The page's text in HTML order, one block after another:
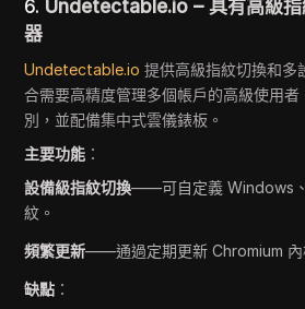
6. Undetectable.io – 具有高級指
器
Undetectable.io 提供高級指紋切換和多
合需要高精度管理多個帳戶的高級使用
別，並配備集中式雲儀錶板。
主要功能 ：
設備級指紋切換——可自定義 Windows
紋。
頻繁更新——通過定期更新 Chromium 內
缺點 ：